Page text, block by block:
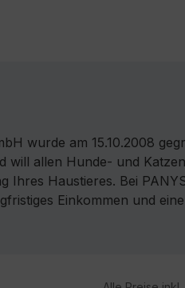
wurde am 15.10.2008
will allen Hunde- und
Ihres Haustieres. Bei
Einkommen und